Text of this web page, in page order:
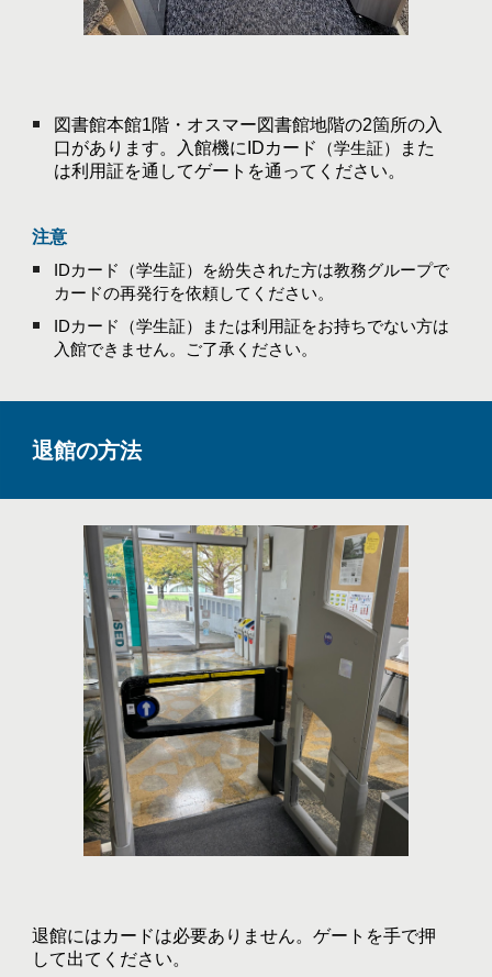
図書館本館1階・オスマー図書館地階の2箇所の入
口があります。入館機にIDカード
（学生証）
また
は利用証を通してゲートを通ってください。
注意
IDカード（学生証）を紛失された方は教務グループで
カードの再発行を依頼してください。
IDカード
（学生証）
または利用証をお持ちでない方は
入館できません。ご了承ください。
退館の方法
退館にはカードは必要ありません。ゲートを手で押
して出てください。